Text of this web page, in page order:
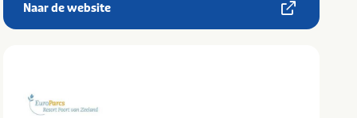
Naar de website